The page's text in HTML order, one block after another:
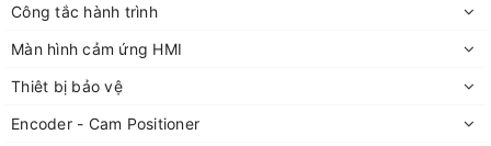
Công tắc hành trình
Màn hình cảm ứng HMI
Thiêt bị bảo vệ
Encoder - Cam Positioner